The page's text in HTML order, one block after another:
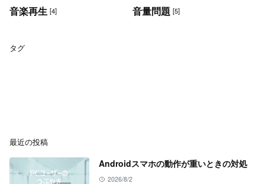
音楽再生 [4] 音量問題 [5]
タグ
最近の投稿
Androidスマホの動作が重いときの対処
2026/8/2